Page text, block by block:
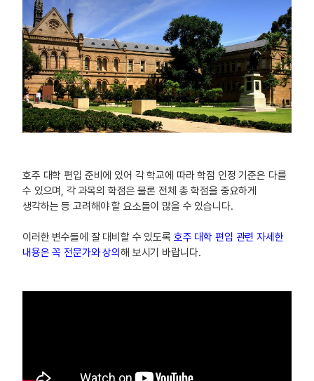
호주 대학 편입 준비에 있어 각 학교에 따라 학점 인정 기준은 다를
수 있으며, 각 과목의 학점은 물론 전체 총 학점을 중요하게
생각하는 등 고려해야 할 요소들이 많을 수 있습니다.
이러한 변수들에 잘 대비할 수 있도록 호주 대학 편입 관련 자세한
내용은 꼭 전문가와 상의해 보시기 바랍니다.